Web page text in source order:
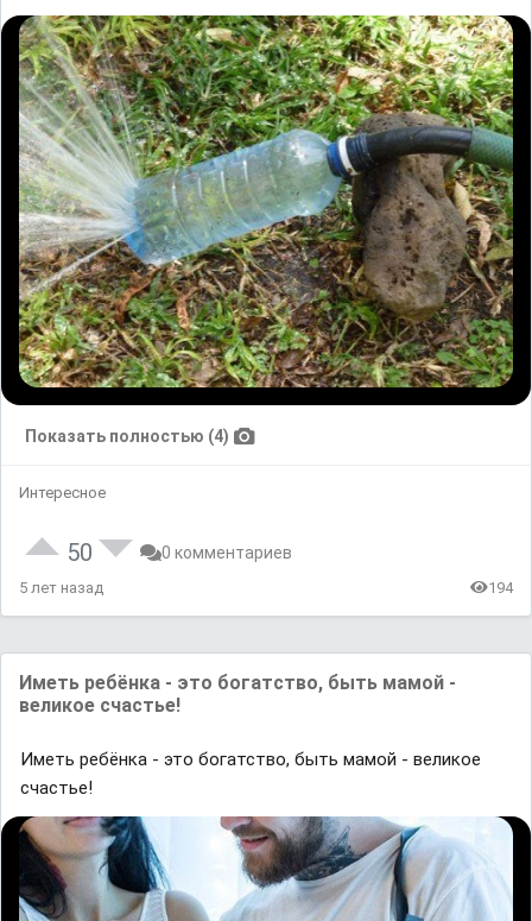
Показать полностью (4)
Интересное
50 0 комментариев
5 лет назад 194
Иметь ребёнка - это богатство, быть мамой -
великое счастье!
Иметь ребёнка - это богатство, быть мамой - великое
счастье!